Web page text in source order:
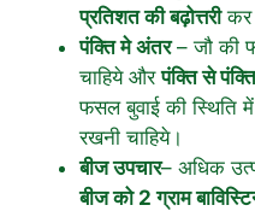
प्रतिशत की बढ़ोत्तरीकर
पंक्ति मे अंतर– जौ की
चाहिये औरपंक्ति से
फसल बुवाई की स्थिति
रखनी चाहिये।
बीज उपचार– अधिक
बीज को 2 ग्राम